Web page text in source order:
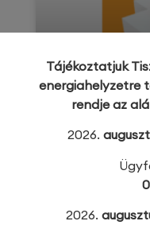
Dorottya
alapadományt
Tájékoztatjuk
energiahelyzetre
rendje az
2026.
2026.